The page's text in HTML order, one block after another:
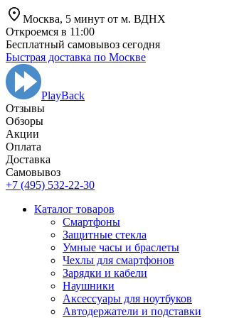
Москва, 5 минут от м. ВДНХ
Откроемся в 11:00
Бесплатный самовывоз сегодня
Быстрая доставка по Москве
PlayBack
Отзывы
Обзоры
Aкции
Оплата
Доставка
Самовывоз
+7 (495) 532-22-30
Каталог товаров
Смартфоны
Защитные стекла
Умные часы и браслеты
Чехлы для смартфонов
Зарядки и кабели
Наушники
Аксессуары для ноутбуков
Автодержатели и подставки